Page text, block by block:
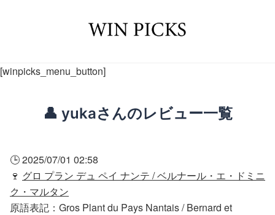
[winpicks_menu_button]
👤 yukaさんのレビュー一覧
🕒 2025/07/01 02:58
🍷 グロ プラン デュ ペイ ナンテ / ベルナール・エ・ドミニ
ク・マルタン
原語表記：Gros Plant du Pays Nantais / Bernard et